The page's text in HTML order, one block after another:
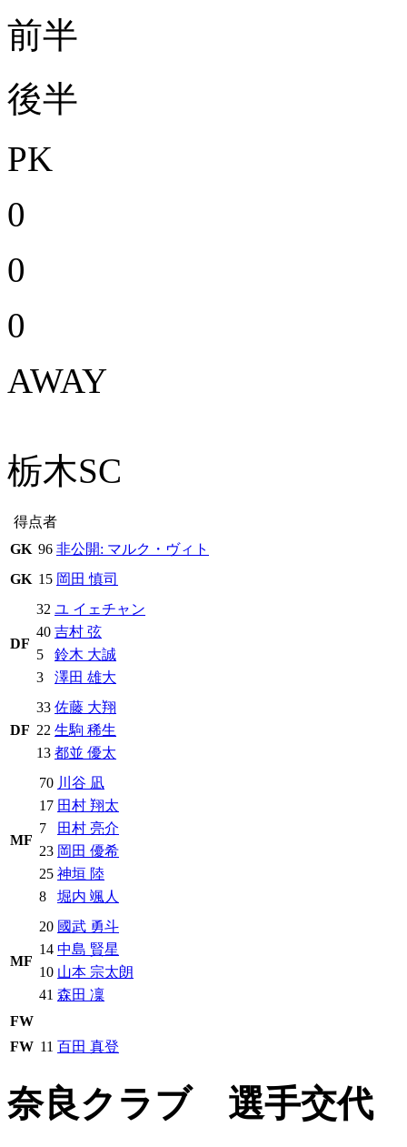
前半
後半
PK
0
0
0
AWAY
栃木SC
得点者
GK 96 非公開: マルク・ヴィト
GK 15 岡田 慎司
DF
32 ユ イェチャン
40 吉村 弦
5
鈴木 大誠
3
澤田 雄大
DF
33 佐藤 大翔
22 生駒 稀生
13 都並 優太
MF
70 川谷 凪
17 田村 翔太
7
田村 亮介
23 岡田 優希
25 神垣 陸
8
堀内 颯人
MF
20 國武 勇斗
14 中島 賢星
10 山本 宗太朗
41 森田 凜
FW
FW 11 百田 真登
奈良クラブ 選手交代